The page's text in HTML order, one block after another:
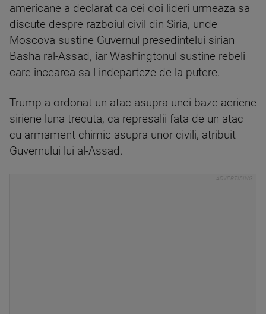
americane a declarat ca cei doi lideri urmeaza sa
discute despre razboiul civil din Siria, unde
Moscova sustine Guvernul presedintelui sirian
Basha ral-Assad, iar Washingtonul sustine rebeli
care incearca sa-l indeparteze de la putere.
Trump a ordonat un atac asupra unei baze aeriene
siriene luna trecuta, ca represalii fata de un atac
cu armament chimic asupra unor civili, atribuit
Guvernului lui al-Assad.